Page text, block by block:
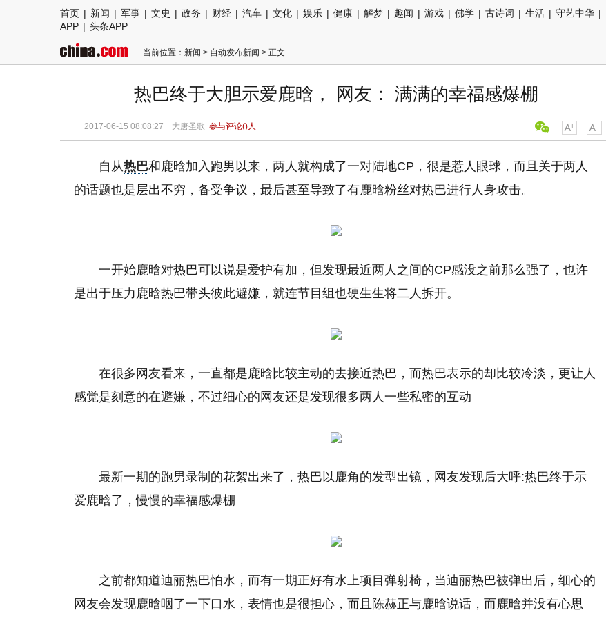
首页 | 新闻 | 军事 | 文史 | 政务 | 财经 | 汽车 | 文化 | 娱乐 | 健康 | 解梦 | 趣闻 | 游戏 | 佛学 | 古诗词 | 生活 | 守艺中华 |
APP | 头条APP
当前位置： 新闻 > 自动发布新闻 > 正文
热巴终于大胆示爱鹿晗， 网友： 满满的幸福感爆棚
2017-06-15 08:08:27 大唐圣歌 参与评论()人
自从热巴和鹿晗加入跑男以来，两人就构成了一对陆地CP，很是惹人眼球，而且关于两人
的话题也是层出不穷，备受争议，最后甚至导致了有鹿晗粉丝对热巴进行人身攻击。
一开始鹿晗对热巴可以说是爱护有加，但发现最近两人之间的CP感没之前那么强了，也许
是出于压力鹿晗热巴带头彼此避嫌，就连节目组也硬生生将二人拆开。
在很多网友看来，一直都是鹿晗比较主动的去接近热巴，而热巴表示的却比较冷淡，更让人
感觉是刻意的在避嫌，不过细心的网友还是发现很多两人一些私密的互动
最新一期的跑男录制的花絮出来了，热巴以鹿角的发型出镜，网友发现后大呼:热巴终于示
爱鹿晗了，慢慢的幸福感爆棚
之前都知道迪丽热巴怕水，而有一期正好有水上项目弹射椅，当迪丽热巴被弹出后，细心的
网友会发现鹿晗咽了一下口水，表情也是很担心，而且陈赫正与鹿晗说话，而鹿晗并没有心思